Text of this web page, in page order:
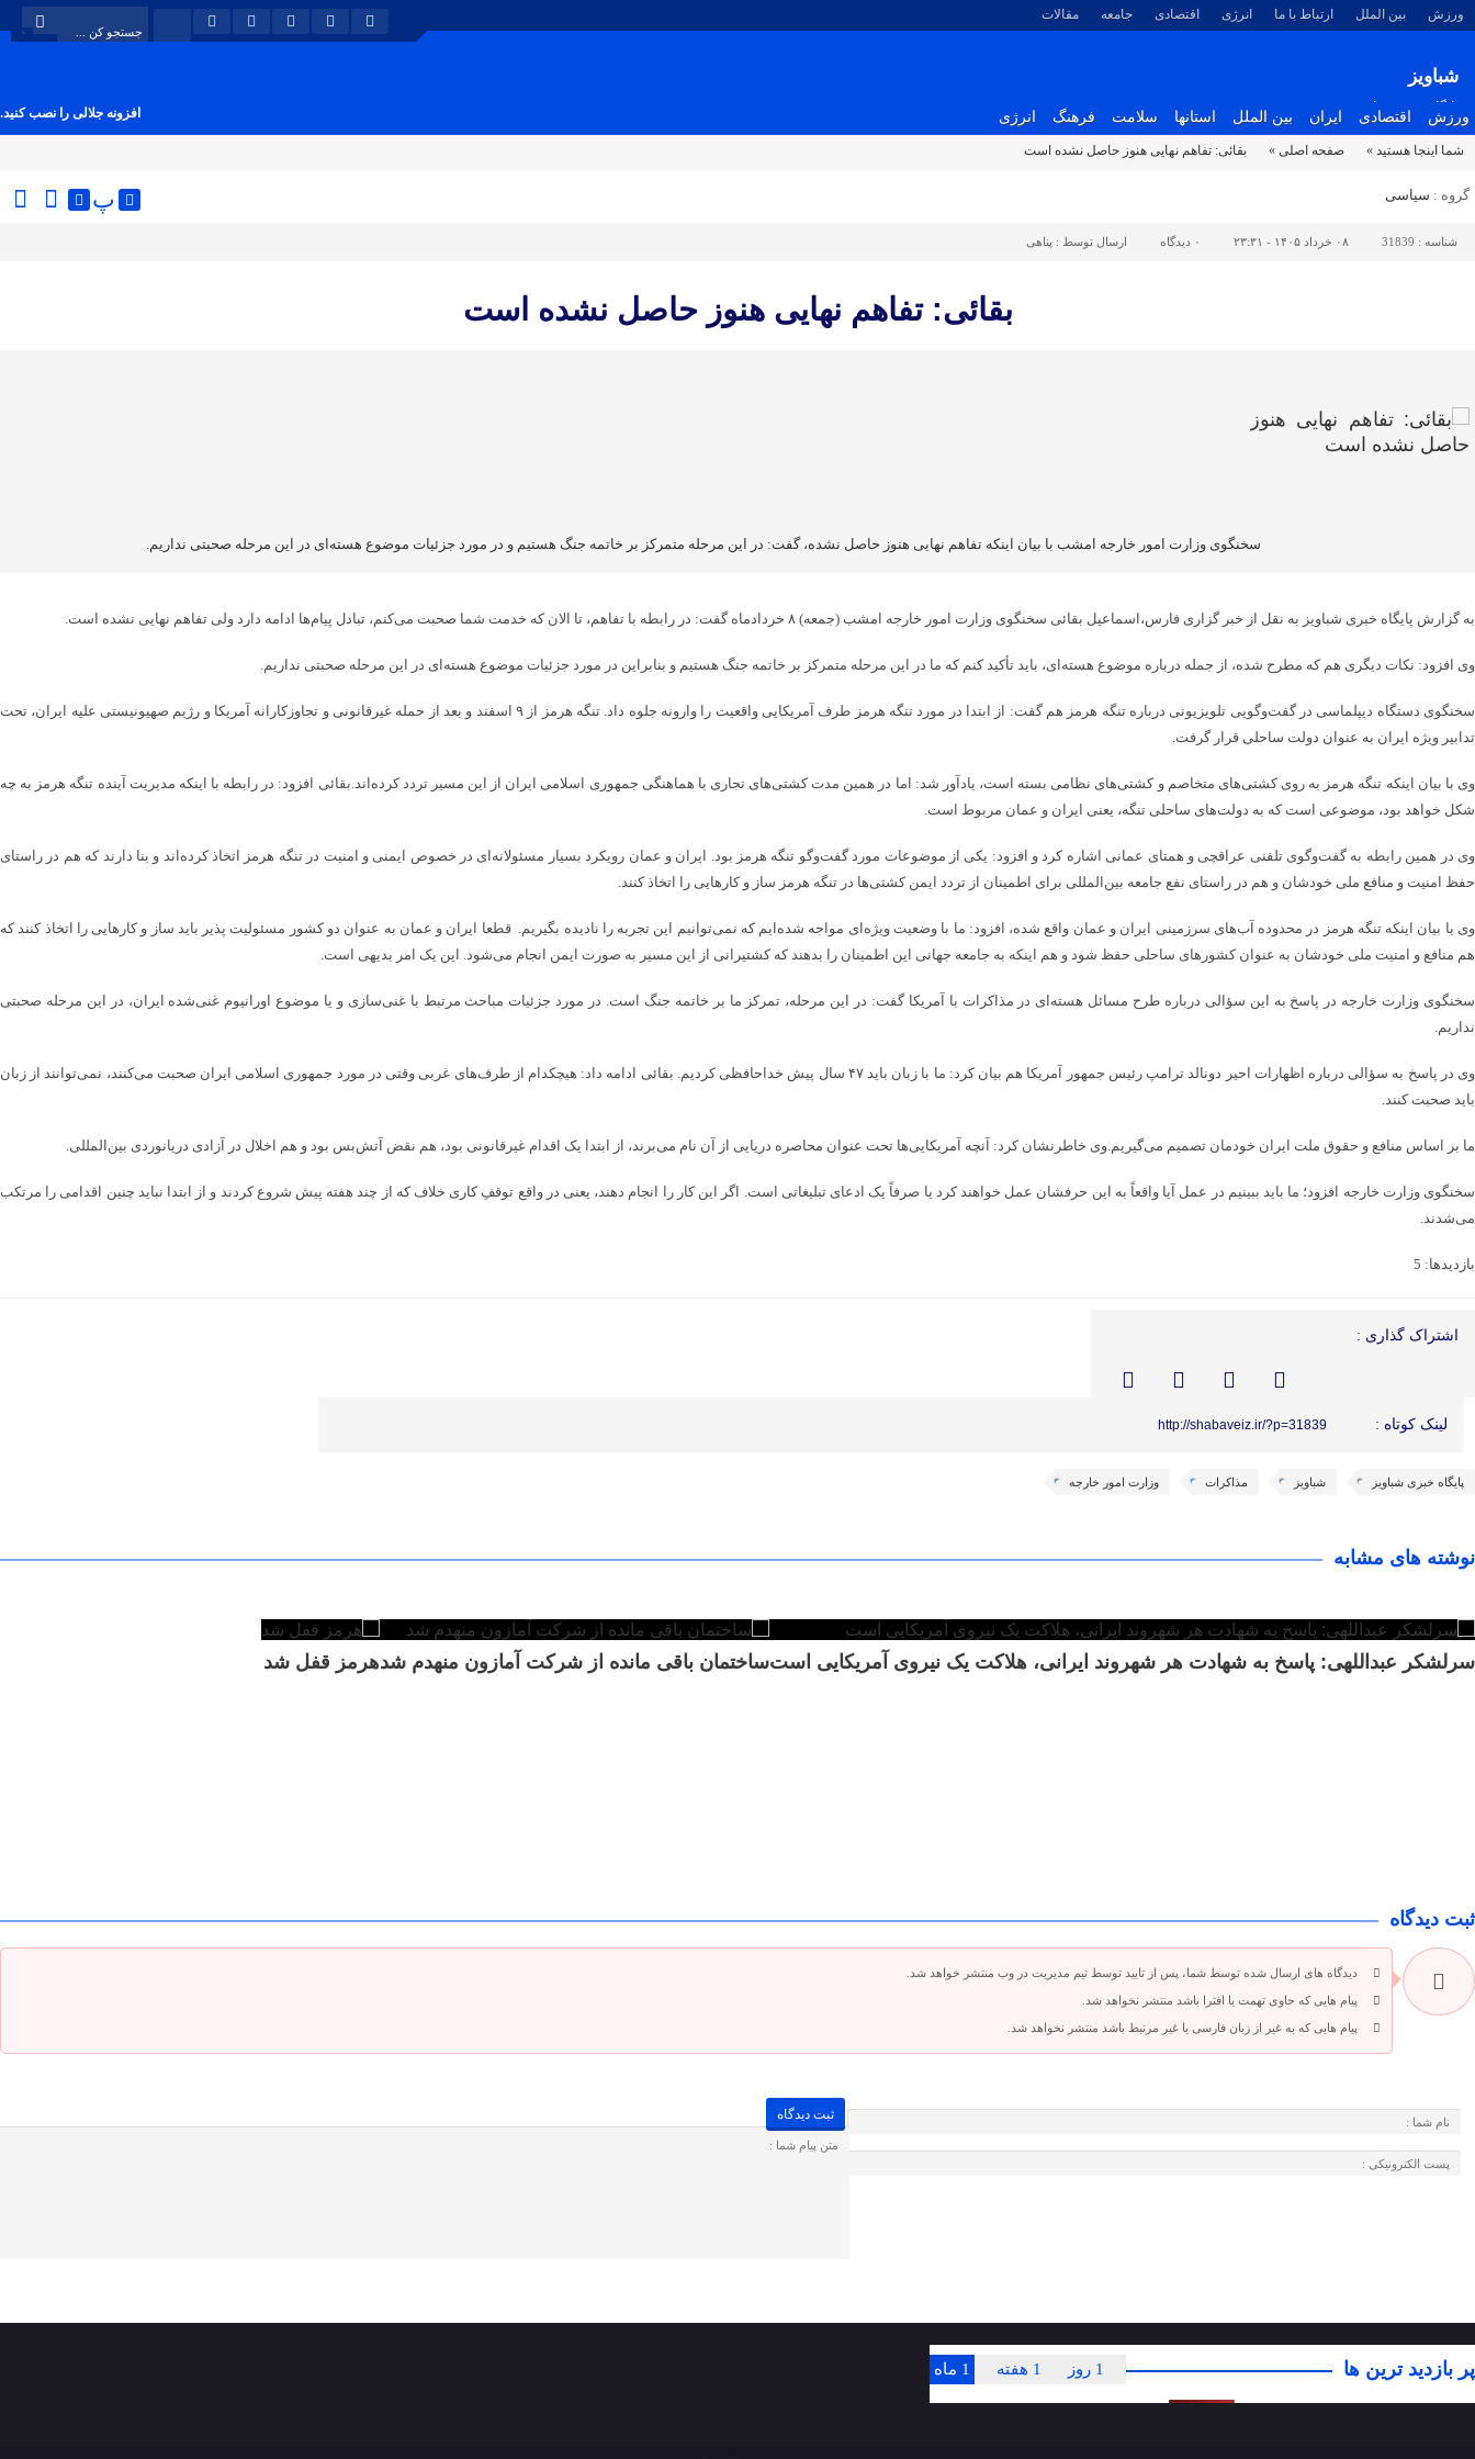
ورزش بین الملل ارتباط با ما انرژی اقتصادی جامعه مقالات
شباویز
پایگاه خبری شباویز
ورزش اقتصادی ایران بین الملل استانها سلامت فرهنگ انرژی افزونه جلالی را نصب کنید.
شما اینجا هستید » صفحه اصلی » بقائی: تفاهم نهایی هنوز حاصل نشده است
گروه : سیاسی پ
شناسه : 31839 ۰۸ خرداد ۱۴۰۵ - ۲۳:۳۱ ۰ دیدگاه ارسال توسط : پناهی
بقائی: تفاهم نهایی هنوز حاصل نشده است
سخنگوی وزارت امور خارجه امشب با بیان اینکه تفاهم نهایی هنوز حاصل نشده، گفت: در این مرحله متمرکز بر خاتمه جنگ هستیم و در مورد جزئیات موضوع هسته‌ای در این مرحله صحبتی نداریم.
به گزارش پایگاه خبری شباویز به نقل از خبر گزاری فارس،اسماعیل بقائی سخنگوی وزارت امور خارجه امشب (جمعه) ۸ خردادماه گفت: در رابطه با تفاهم، تا الان که خدمت شما صحبت می‌کنم، تبادل پیام‌ها ادامه دارد ولی تفاهم نهایی نشده است.
وی افزود: نکات دیگری هم که مطرح شده، از جمله درباره موضوع هسته‌ای، باید تأکید کنم که ما در این مرحله متمرکز بر خاتمه جنگ هستیم و بنابراین در مورد جزئیات موضوع هسته‌ای در این مرحله صحبتی نداریم.
‌سخنگوی دستگاه دیپلماسی در گفت‌وگویی تلویزیونی درباره تنگه هرمز هم گفت: از ابتدا در مورد تنگه هرمز طرف آمریکایی واقعیت را وارونه جلوه داد. تنگه هرمز از ۹ اسفند و بعد از حمله غیرقانونی و تجاوزکارانه آمریکا و رژیم صهیونیستی علیه ایران، تحت
تدابیر ویژه ایران به عنوان دولت ساحلی قرار گرفت.
وی با بیان اینکه تنگه هرمز به روی کشتی‌های متخاصم و کشتی‌های نظامی بسته ‌است، یادآور شد: اما در همین مدت کشتی‌های تجاری با هماهنگی جمهوری اسلامی ایران از این مسیر تردد کرده‌اند.بقائی افزود: در رابطه با اینکه مدیریت آینده تنگه هرمز به چه
شکل خواهد بود، موضوعی است که به دولت‌های ساحلی تنگه، یعنی ایران و عمان مربوط است.
وی در همین رابطه به گفت‌وگوی تلفنی عراقچی و همتای عمانی اشاره کرد و افزود: یکی از موضوعات مورد گفت‌وگو تنگه هرمز بود. ایران و عمان رویکرد بسیار مسئولانه‌ای در خصوص ایمنی و امنیت در تنگه هرمز اتخاذ کرده‌اند و بنا دارند که هم در راستای
حفظ امنیت و منافع ملی خودشان و هم در راستای نفع جامعه بین‌المللی برای اطمینان از تردد ایمن کشتی‌ها در تنگه هرمز ساز و کارهایی را اتخاذ کنند.
وی با بیان اینکه تنگه هرمز در محدوده آب‌های سرزمینی ایران و عمان واقع شده‌، افزود: ما با وضعیت ویژه‌ای مواجه شده‌ایم که نمی‌توانیم این تجربه را نادیده بگیریم. قطعا ایران و عمان به عنوان دو کشور مسئولیت پذیر باید ساز و کارهایی را اتخاذ کنند که
هم منافع و امنیت ملی خودشان به عنوان کشورهای ساحلی حفظ شود و هم اینکه به جامعه جهانی این اطمینان را بدهند که کشتیرانی از این مسیر به صورت ایمن انجام می‌شود. این یک امر بدیهی است.
سخنگوی وزارت خارجه در پاسخ به این سؤالی درباره طرح مسائل هسته‌ای در مذاکرات با آمریکا گفت: در این مرحله، تمرکز ما بر خاتمه جنگ است. در مورد جزئیات مباحث مرتبط با غنی‌سازی و یا موضوع اورانیوم غنی‌شده ایران، در این مرحله صحبتی
نداریم.
وی در پاسخ به سؤالی درباره‌ اظهارات احیر دونالد ترامپ رئیس جمهور آمریکا هم بیان کرد: ما با زبان باید ۴۷ سال پیش خداحافظی کردیم. بقائی ادامه داد: هیچکدام از طرف‌های غربی وقتی در مورد جمهوری اسلامی ایران صحبت می‌کنند، نمی‌توانند از زبان
باید صحبت کنند.
ما بر اساس منافع و حقوق ملت ایران خودمان تصمیم می‌گیریم.وی خاطرنشان کرد: آنچه آمریکایی‌ها تحت عنوان محاصره دریایی از آن نام می‌برند، از ابتدا یک اقدام غیرقانونی بود، هم نقض آتش‌بس بود و هم اخلال در آزادی دریانوردی بین‌المللی.
سخنگوی وزارت خارجه افزود؛ ما باید ببینیم در عمل آیا واقعاً به این حرفشان عمل خواهند کرد یا صرفاً یک ادعای تبلیغاتی است. اگر این کار را انجام دهند، یعنی در واقع توقفِ کاری خلاف که از چند هفته پیش شروع کردند و از ابتدا نباید چنین اقدامی را مرتکب
می‌شدند.
بازدیدها: 5
اشتراک گذاری :
لینک کوتاه : http://shabaveiz.ir/?p=31839
پایگاه خبری شباویز شباویز مذاکرات وزارت امور خارجه
نوشته های مشابه
سرلشکر عبداللهی: پاسخ به شهادت هر شهروند ایرانی، هلاکت یک نیروی آمریکایی استساختمان باقی مانده از شرکت آمازون منهدم شدهرمز قفل شد
ثبت دیدگاه
دیدگاه های ارسال شده توسط شما، پس از تایید توسط تیم مدیریت در وب منتشر خواهد شد.
پیام هایی که حاوی تهمت یا افترا باشد منتشر نخواهد شد.
پیام هایی که به غیر از زبان فارسی یا غیر مرتبط باشد منتشر نخواهد شد.
پر بازدید ترین ها 1 ماه 1 هفته 1 روز